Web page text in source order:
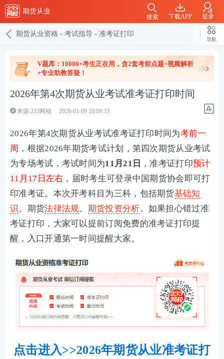
期货从业
下载APP 登录
搜索
期货从业资格 - 考试指导 - 准考证打印
导航
V题库：10000+考生正在用，含2套考前点题+视频解析
+专业助教答疑！
2026年第4次期货从业考试准考证打印时间
来源:233网校 2026-01-09 10:09:33
2026年第4次期货从业考试准考证打印时间为考前一
周 ，根据2026年期货考试计划，第四次期货从业考试
为专场考试，考试时间为11月21日 ，准考证打印预计
11月17日左右 ，届时考生可登录中国期货协会即可打
印准考证。本次开考科目为三科，包括期货基础知
识、期货法律法规、 期货投资分析。如果担心错过准
考证打印，大家可以提前订阅免费的准考证打印提
醒，入口开通第一时间提醒大家。
点击进入>>2026年期货从业准考证打